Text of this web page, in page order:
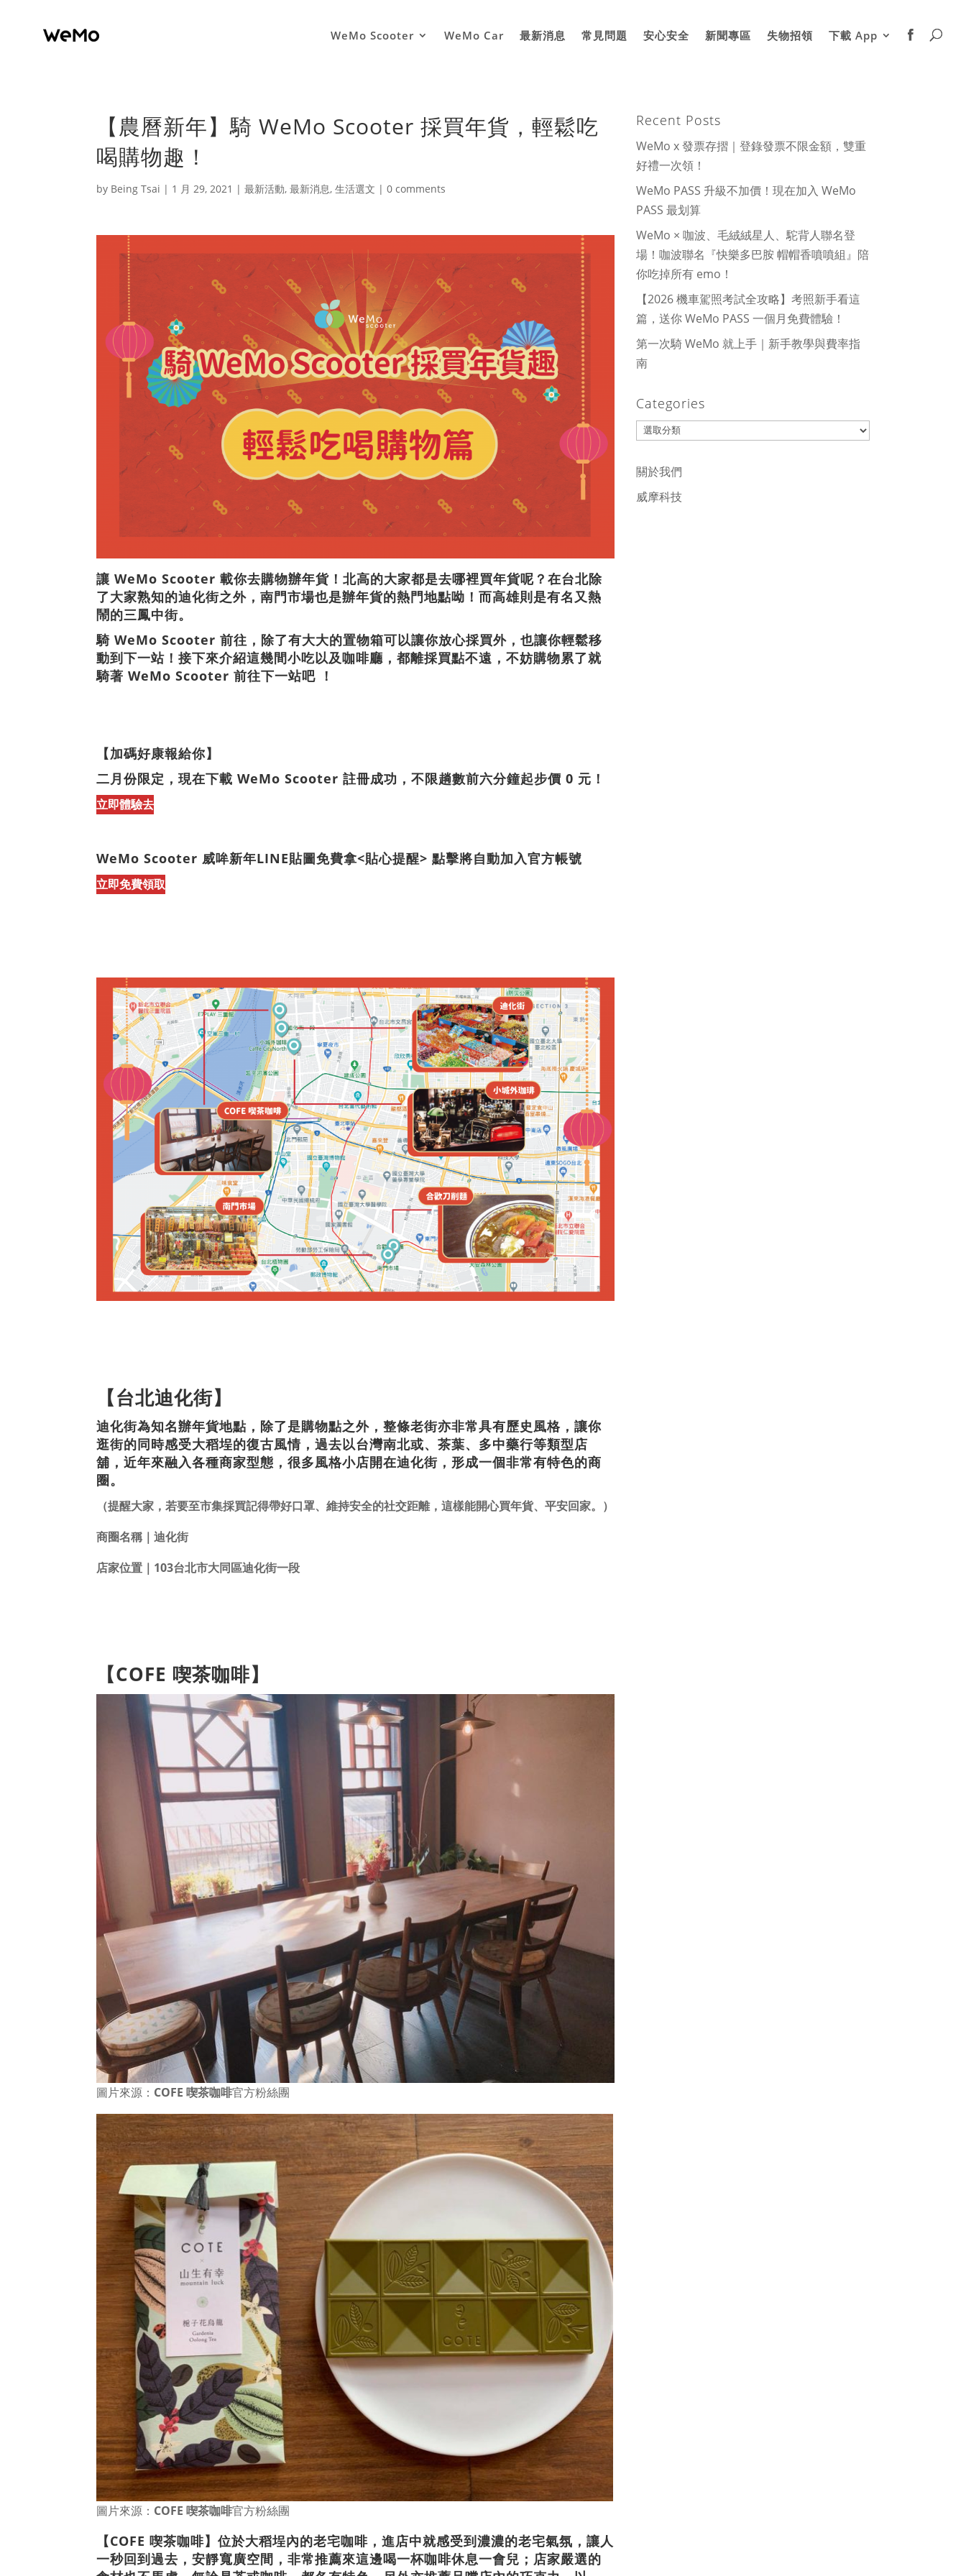
WeMo Scooter WeMo Car 最新消息 常見問題 安心安全 新聞專區 失物招領 下載 App
【農曆新年】騎 WeMo Scooter 採買年貨，輕鬆吃
喝購物趣！
by Being Tsai | 1 月 29, 2021 |最新活動,最新消息,生活選文 |0 comments
讓 WeMo Scooter 載你去購物辦年貨！北高的大家都是去哪裡買年貨呢？在台北除
了大家熟知的迪化街之外，南門市場也是辦年貨的熱門地點呦！而高雄則是有名又熱
鬧的三鳳中街。
騎 WeMo Scooter 前往，除了有大大的置物箱可以讓你放心採買外，也讓你輕鬆移
動到下一站！接下來介紹這幾間小吃以及咖啡廳，都離採買點不遠，不妨購物累了就
騎著 WeMo Scooter 前往下一站吧 ！
【加碼好康報給你】
二月份限定，現在下載 WeMo Scooter 註冊成功，不限趟數前六分鐘起步價 0 元！
立即體驗去
WeMo Scooter 威哞新年LINE貼圖免費拿<貼心提醒> 點擊將自動加入官方帳號
立即免費領取
【台北迪化街】
迪化街為知名辦年貨地點，除了是購物點之外，整條老街亦非常具有歷史風格，讓你
逛街的同時感受大稻埕的復古風情，過去以台灣南北或、茶葉、多中藥行等類型店
舖，近年來融入各種商家型態，很多風格小店開在迪化街，形成一個非常有特色的商
圈。
（提醒大家，若要至市集採買記得帶好口罩、維持安全的社交距離，這樣能開心買年貨、平安回家。）
商圈名稱｜迪化街
店家位置｜103台北市大同區迪化街一段
【COFE 喫茶咖啡】
圖片來源： COFE 喫茶咖啡官方粉絲團
圖片來源： COFE 喫茶咖啡官方粉絲團
【COFE 喫茶咖啡】位於大稻埕內的老宅咖啡，進店中就感受到濃濃的老宅氣氛，讓人
一秒回到過去，安靜寬廣空間，非常推薦來這邊喝一杯咖啡休息一會兒；店家嚴選的
Recent Posts
WeMo x 發票存摺｜登錄發票不限金額，雙重
好禮一次領！
WeMo PASS 升級不加價！現在加入 WeMo
PASS 最划算
WeMo × 咖波、毛絨絨星人、駝背人聯名登
場！咖波聯名『快樂多巴胺 帽帽香噴噴組』陪
你吃掉所有 emo！
【2026 機車駕照考試全攻略】考照新手看這
篇，送你 WeMo PASS 一個月免費體驗！
第一次騎 WeMo 就上手｜新手教學與費率指
南
Categories
Categories
關於我們
威摩科技